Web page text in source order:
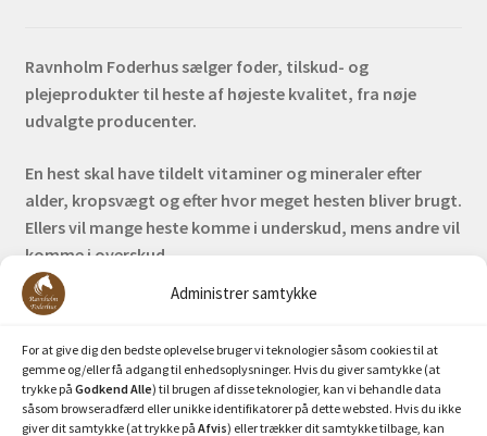
Administrer samtykke
For at give dig den bedste oplevelse bruger vi teknologier såsom cookies til at
gemme og/eller få adgang til enhedsoplysninger. Hvis du giver samtykke (at
trykke på Godkend Alle) til brugen af disse teknologier, kan vi behandle data
såsom browseradfærd eller unikke identifikatorer på dette websted. Hvis du ikke
giver dit samtykke (at trykke på Afvis) eller trækker dit samtykke tilbage, kan
Ravnholm Foderhus sælger foder, tilskud- og
plejeprodukter til heste af højeste kvalitet, fra nøje
udvalgte producenter.
En hest skal have tildelt vitaminer og mineraler efter
alder, kropsvægt og efter hvor meget hesten bliver brugt.
Ellers vil mange heste komme i underskud, mens andre vil
komme i overskud.
Bank: Nordea / Reg: 2413 Konto nr. 6285 704 772